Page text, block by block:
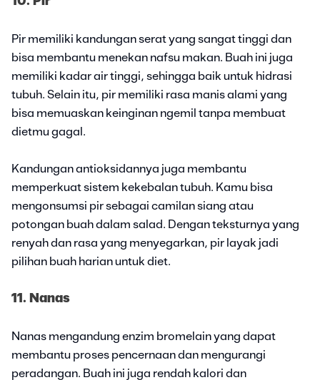
Pir memiliki kandungan serat yang sangat tinggi dan
bisa membantu menekan nafsu makan. Buah ini juga
memiliki kadar air tinggi, sehingga baik untuk hidrasi
tubuh. Selain itu, pir memiliki rasa manis alami yang
bisa memuaskan keinginan ngemil tanpa membuat
dietmu gagal.
Kandungan antioksidannya juga membantu
memperkuat sistem kekebalan tubuh. Kamu bisa
mengonsumsi pir sebagai camilan siang atau
potongan buah dalam salad. Dengan teksturnya yang
renyah dan rasa yang menyegarkan, pir layak jadi
pilihan buah harian untuk diet.
11. Nanas
Nanas mengandung enzim bromelain yang dapat
membantu proses pencernaan dan mengurangi
peradangan. Buah ini juga rendah kalori dan